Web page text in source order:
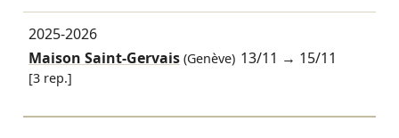
2025-2026
Maison Saint-Gervais(Genève) 13/11 → 15/11
[3 rep.]